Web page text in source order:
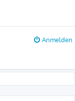
Anmelden